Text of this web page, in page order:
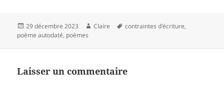
Publié
le
29 décembre 2023 Auteur
Claire
Mots-
contraintes d'écriture,
poème autodaté, poèmes
Laisser un commentaire